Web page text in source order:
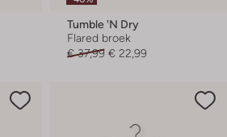
Tumble 'n Dry
Flared broek
€ 37,99 € 22,99